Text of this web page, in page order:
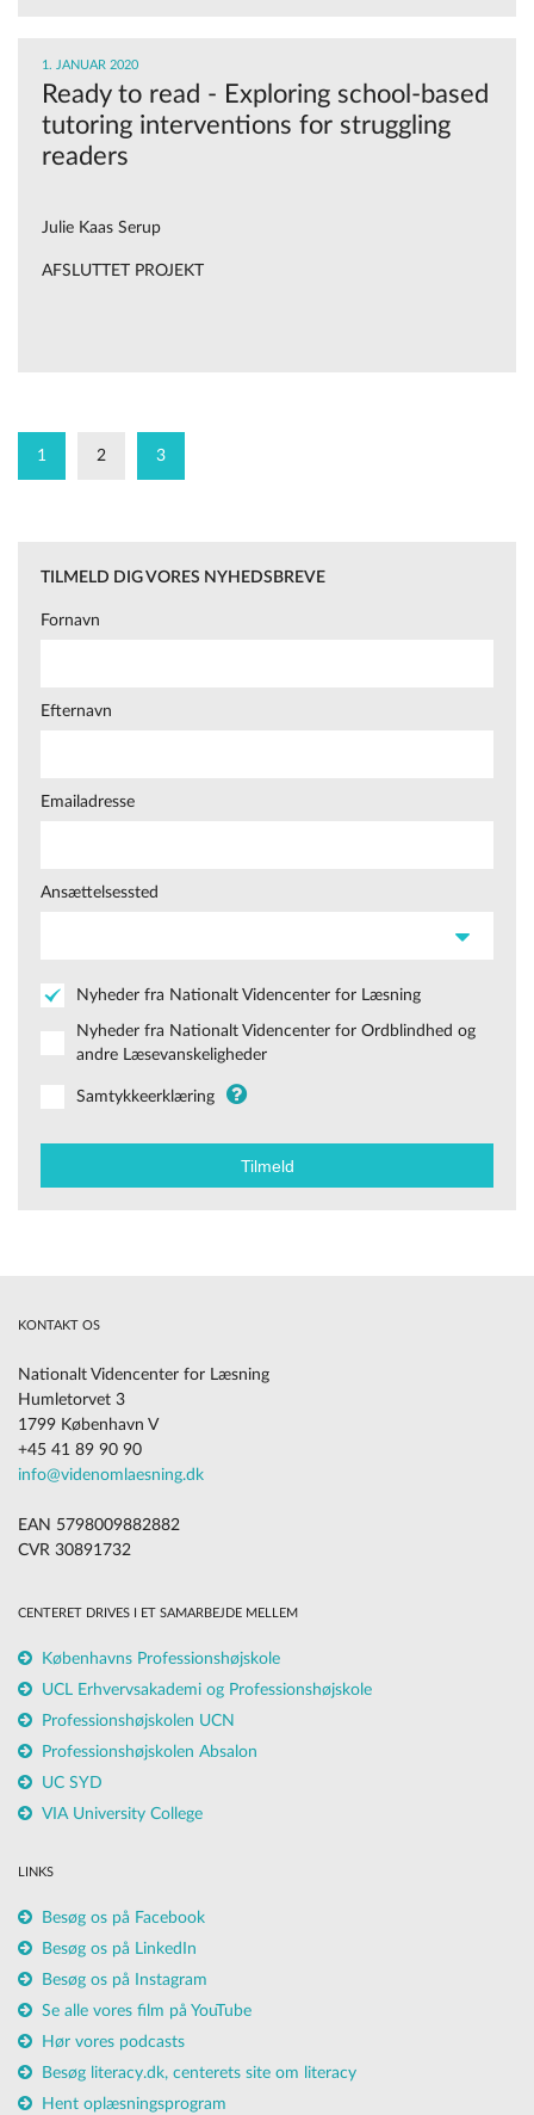
1. JANUAR 2020
Ready to read - Exploring school-based
tutoring interventions for struggling
readers
Julie Kaas Serup
AFSLUTTET PROJEKT
1 2 3
TILMELD DIG VORES NYHEDSBREVE
Fornavn
Efternavn
Emailadresse
Ansættelsessted
Nyheder fra Nationalt Videncenter for Læsning
Nyheder fra Nationalt Videncenter for Ordblindhed og
andre Læsevanskeligheder
Samtykkeerklæring
KONTAKT OS
Nationalt Videncenter for Læsning
Humletorvet 3
1799 København V
+45 41 89 90 90
info@videnomlaesning.dk
EAN 5798009882882
CVR 30891732
CENTERET DRIVES I ET SAMARBEJDE MELLEM
Københavns Professionshøjskole
UCL Erhvervsakademi og Professionshøjskole
Professionshøjskolen UCN
Professionshøjskolen Absalon
UC SYD
VIA University College
LINKS
Besøg os på Facebook
Besøg os på LinkedIn
Besøg os på Instagram
Se alle vores film på YouTube
Hør vores podcasts
Besøg literacy.dk, centerets site om literacy
Hent oplæsningsprogram